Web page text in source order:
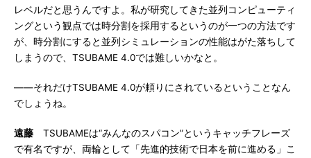
レベルだと思うんですよ。私が研究してきた並列コンピューティ
ングという観点では時分割を採用するというのが一つの方法です
が、時分割にすると並列シミュレーションの性能はがた落ちして
しまうので、TSUBAME 4.0では難しいかなと。
――それだけTSUBAME 4.0が頼りにされているということなん
でしょうね。
遠藤 TSUBAMEは“みんなのスパコン”というキャッチフレーズ
で有名ですが、両輪として「先進的技術で日本を前に進める」こ